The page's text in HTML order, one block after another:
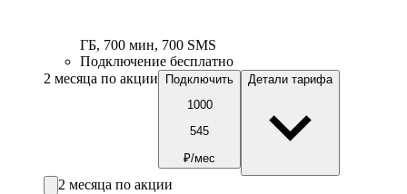
ГБ, 700 мин, 700 SMS
Подключение бесплатно
2 месяца по акции
Подключить
1000
545
₽/мес
Детали тарифа
2 месяца по акции